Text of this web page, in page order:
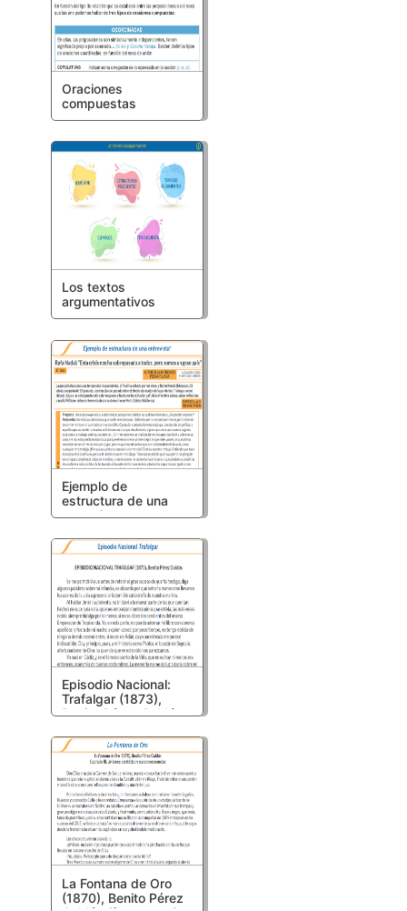
Oraciones
compuestas
Los textos
argumentativos
Ejemplo de
estructura de una
entrevista
Episodio Nacional:
Trafalgar (1873),
Benito Pérez Galdós
La Fontana de Oro
(1870), Benito Pérez